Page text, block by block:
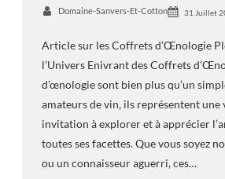
Domaine-Sanvers-Et-Cotton 31 Juillet
Article sur les Coffrets d’Œnologie
l’Univers Enivrant des Coffrets
d’œnologie sont bien plus qu’un
amateurs de vin, ils représentent une
invitation à explorer et à apprécier
toutes ses facettes. Que vous soyez
ou un connaisseur aguerri, ces…